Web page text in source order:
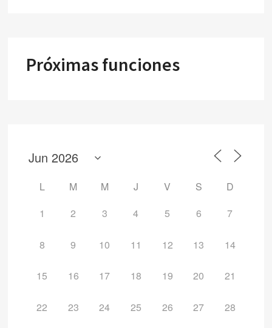
Próximas funciones
L M M J V S
D
1
2 3 4 5 6 7
8 9 10 11 12 13 14
15 16 17 18 19 20 21
22 23 24 25 26 27 28